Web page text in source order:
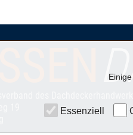
Essenziell